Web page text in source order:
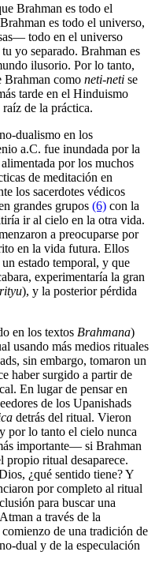
Brahman es todo el
es todo el universo,
todo en el universo
yo separado. Brahman es
ilusorio. Por lo tanto,
Brahman como neti-neti se
tarde en el Hinduismo
de la práctica.
dualismo en los
a.C. fue inundada por la
por los muchos
de meditación en
los sacerdotes védicos
grandes grupos (6) con la
ir al cielo en la otra vida.
a preocuparse por
en la vida futura. Ellos
estado temporal, y que
experimentaría la gran
), y la posterior pérdida
en los textos Brahmana)
usando más medios rituales
sin embargo, tomaron un
haber surgido a partir de
En lugar de pensar en
de los Upanishads
detrás del ritual. Vieron
por lo tanto el cielo nunca
importante― si Brahman
propio ritual desaparece.
¿qué sentido tiene? Y
por completo al ritual
para buscar una
a través de la
de una tradición de
dual y de la especulación